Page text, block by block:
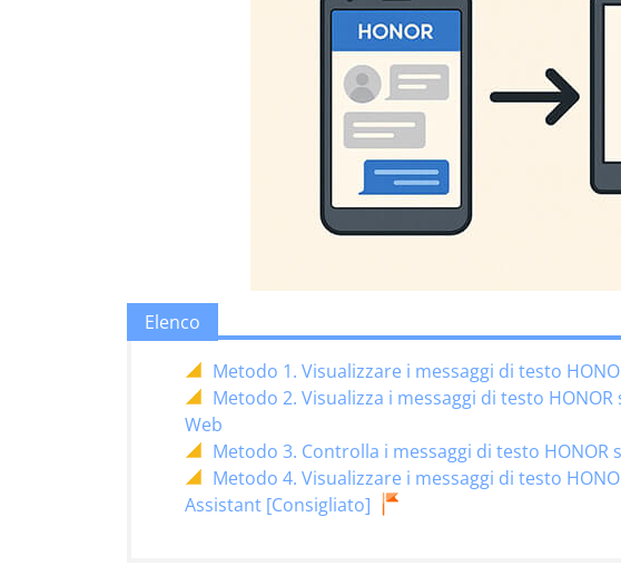
Elenco
Metodo 1. Visualizzare i messaggi di testo
Metodo 2. Visualizza i messaggi di testo
Web
Metodo 3. Controlla i messaggi di testo
Metodo 4. Visualizzare i messaggi di testo
Assistant [Consigliato]